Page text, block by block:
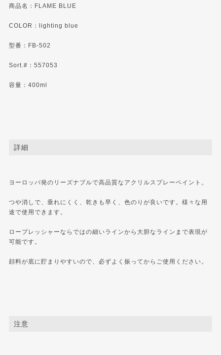
商品名：FLAME BLUE
COLOR：lighting blue
型番：FB-502
Sort.#：557053
容量：400ml
詳細
ヨーロッパ発のリーズナブルで高品質なアクリルスプレーペイント。
つや消しで、垂れにくく、乾きも早く、色のりが良いです。様々な用
途で使用できます。
ロープレッシャーならではの細いラインから大胆なラインまで表現が
可能です。
顔料が底に貯まりやすいので、必ずよく振ってからご使用ください。
注意